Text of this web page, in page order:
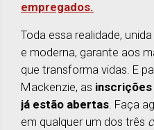
empregados.
Toda essa realidade,
e moderna, garante aos
que transforma vidas. E
Mackenzie, as inscrições
já estão abertas. Faça
em qualquer um dos três